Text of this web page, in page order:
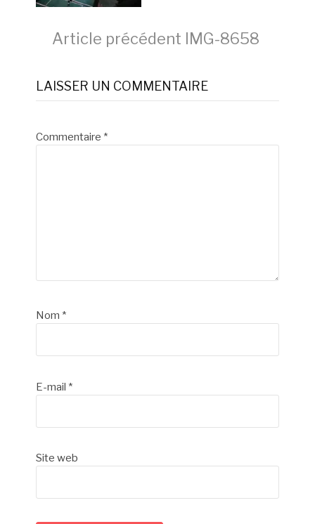
Lire
la
suite
Article précédent IMG-8658
LAISSER UN COMMENTAIRE
Commentaire *
Nom *
E-mail *
Site web